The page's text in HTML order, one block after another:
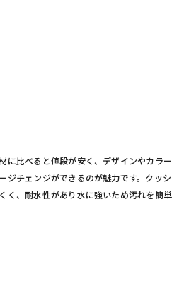
に比べると値段が安く、デザインやカラー
ジチェンジができるのが魅力です。クッシ
く、耐水性があり水に強いため汚れを簡単